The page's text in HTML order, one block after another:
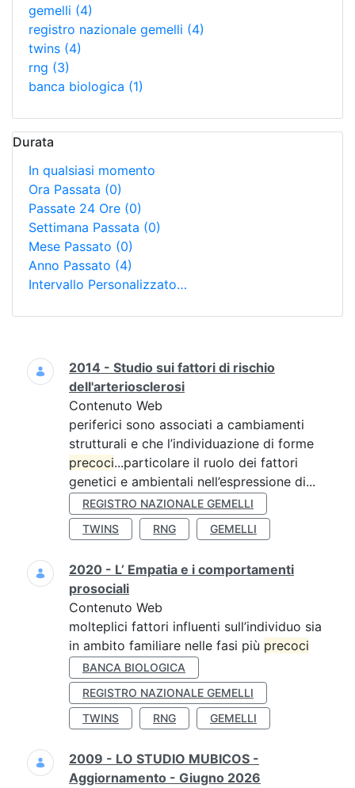
gemelli (4)
registro nazionale gemelli (4)
twins (4)
rng (3)
banca biologica (1)
Durata
In qualsiasi momento
Ora Passata (0)
Passate 24 Ore (0)
Settimana Passata (0)
Mese Passato (0)
Anno Passato (4)
Intervallo Personalizzato…
Ricerca
2014 - Studio sui fattori di rischio
dell'arteriosclerosi
Contenuto Web
periferici sono associati a cambiamenti
strutturali e che l’individuazione di forme
precoci...particolare il ruolo dei fattori
genetici e ambientali nell’espressione di...
REGISTRO NAZIONALE GEMELLI
TWINS
RNG GEMELLI
2020 - L’ Empatia e i comportamenti
prosociali
Contenuto Web
molteplici fattori influenti sull’individuo sia
in ambito familiare nelle fasi più precoci
BANCA BIOLOGICA
REGISTRO NAZIONALE GEMELLI
TWINS
RNG GEMELLI
2009 - LO STUDIO MUBICOS -
Aggiornamento - Giugno 2026